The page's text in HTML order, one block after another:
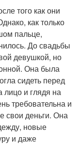
того как они
как только
пальце,
До свадьбы
девушкой, но
Она была
сидеть перед
лицо и глядя на
требовательна и
свои деньги. Она
новые
и даже